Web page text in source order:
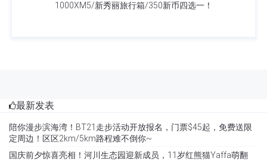
1000XM5/新秀丽旅行箱/350新币四选一！
最新发表
陪你漫步滨海湾！BT21走步活动开放报名，门票$45起，免费送限
定周边！区区2km/5km路程难不倒你~
国庆前夕惊喜亮相！河川生态园迎新成员，11岁红熊猫Yaffa萌翻